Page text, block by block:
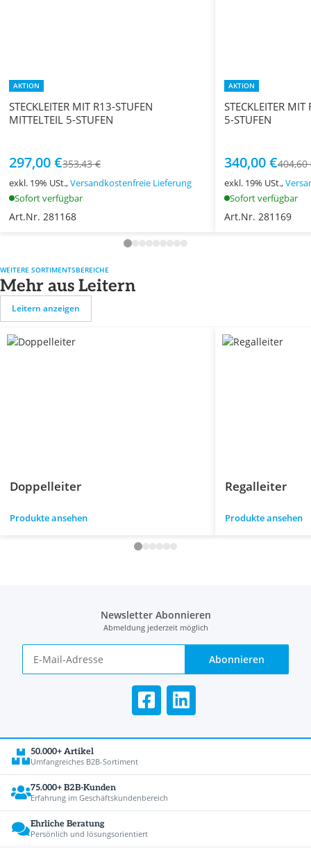
AKTION
STECKLEITER MIT R13-STUFEN
MITTELTEIL 5-STUFEN
297,00 €353,43 €
exkl. 19% USt.,Versandkostenfreie Lieferung
Sofort verfügbar
Art.Nr. 281168
AKTION
STECKLEITER
5-STUFEN
340,00 €404,60
exkl. 19% USt.,
Sofort verfügbar
Art.Nr. 281169
WEITERE SORTIMENTSBEREICHE
Mehr aus Leitern
Leitern anzeigen
Doppelleiter
Produkte ansehen
Regalleiter
Produkte ansehen
Newsletter Abonnieren
Abmeldung jederzeit möglich
Abonnieren
50.000+ Artikel
Umfangreiches B2B-Sortiment
75.000+ B2B-Kunden
Erfahrung im Geschäftskundenbereich
Ehrliche Beratung
Persönlich und lösungsorientiert